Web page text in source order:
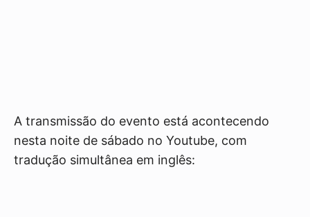
A transmissão do evento está acontecendo
nesta noite de sábado no Youtube, com
tradução simultânea em inglês: